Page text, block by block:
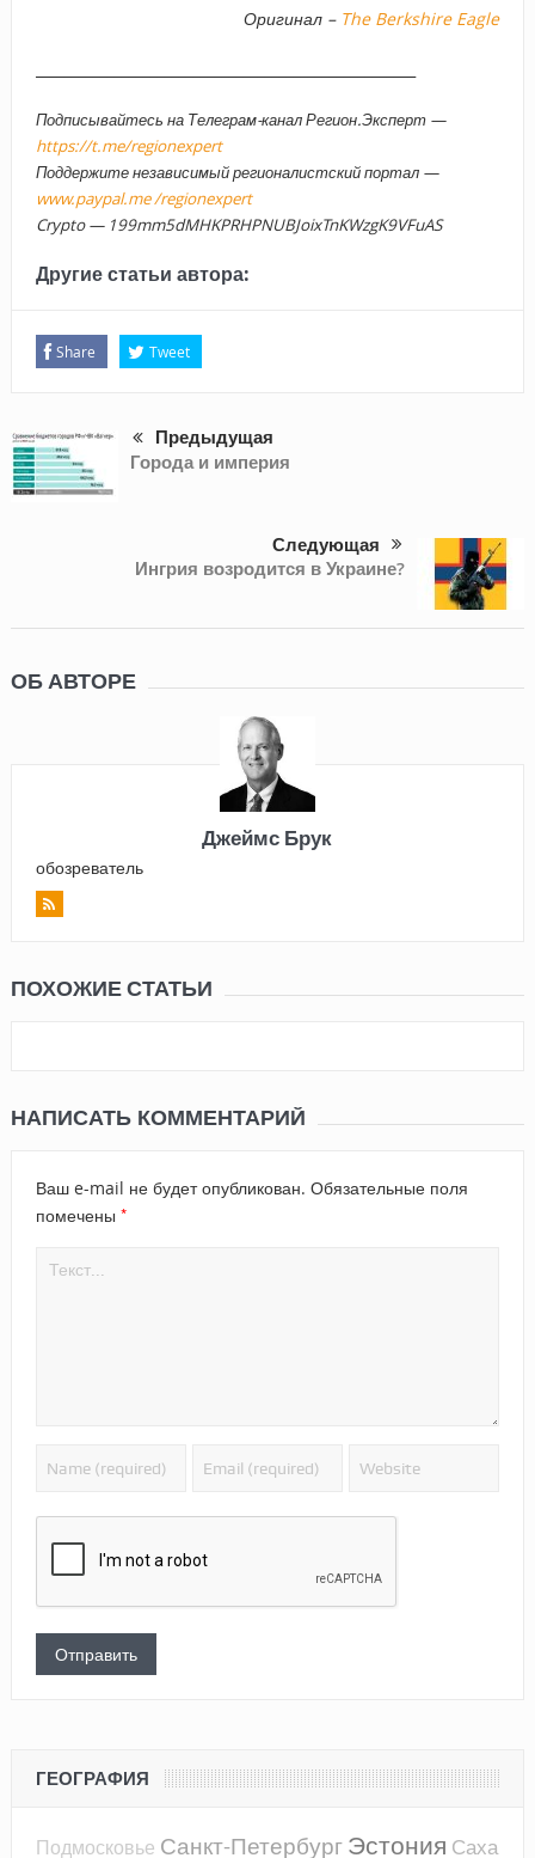
Оригинал – The Berkshire Eagle
Подписывайтесь на Телеграм-канал Регион.Эксперт —
https://t.me/regionexpert
Поддержите независимый регионалистский портал —
www.paypal.me /regionexpert
Crypto — 199mm5dMHKPRHPNUBJoixTnKWzgK9VFuAS
Другие статьи автора:
Share Tweet
Предыдущая
Города и империя
Следующая
Ингрия возродится в Украине?
ОБ АВТОРЕ
Джеймс Брук
обозреватель
ПОХОЖИЕ СТАТЬИ
НАПИСАТЬ КОММЕНТАРИЙ
Ваш e-mail не будет опубликован. Обязательные поля
помечены *
ГЕОГРАФИЯ
Подмосковье Санкт-Петербург Эстония Саха